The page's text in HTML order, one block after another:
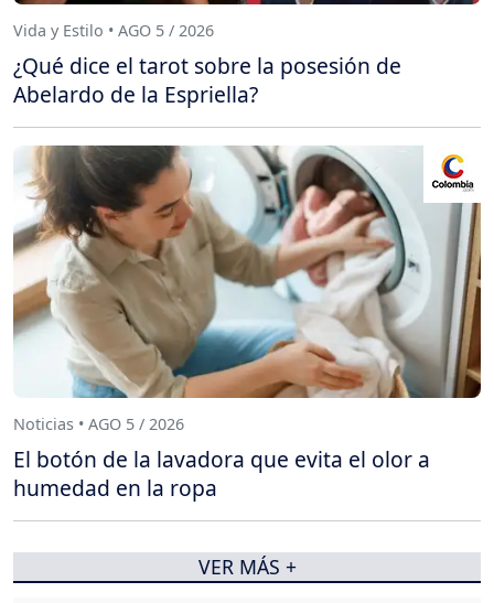
Vida y Estilo • AGO 5 / 2026
¿Qué dice el tarot sobre la posesión de
Abelardo de la Espriella?
Noticias • AGO 5 / 2026
El botón de la lavadora que evita el olor a
humedad en la ropa
VER MÁS +